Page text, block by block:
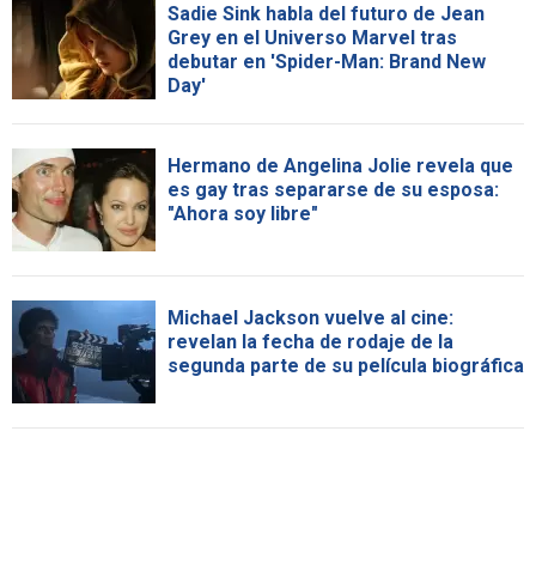
Sadie Sink habla del futuro de Jean
Grey en el Universo Marvel tras
debutar en 'Spider-Man: Brand New
Day'
Hermano de Angelina Jolie revela que
es gay tras separarse de su esposa:
"Ahora soy libre"
Michael Jackson vuelve al cine:
revelan la fecha de rodaje de la
segunda parte de su película biográfica